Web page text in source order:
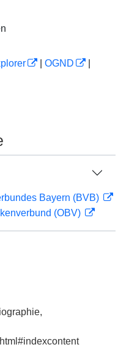
OGND
Bayern (BVB)
(OBV)